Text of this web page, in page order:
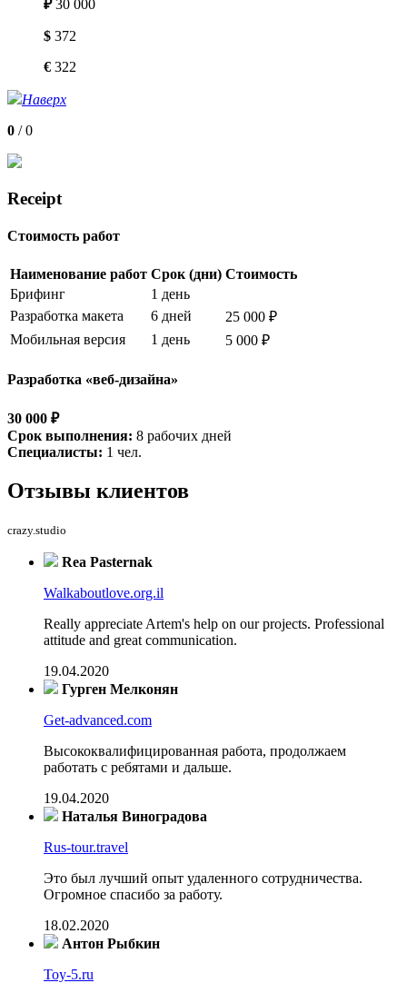
₽30 000
$ 372
€ 322
Наверх
0 /0
Receipt
Стоимость работ
Наименование работ Срок (дни) Стоимость
Брифинг
1 день
Разработка макета
6 дней
25 000 ₽
Мобильная версия
1 день 5 000 ₽
Разработка «веб-дизайна»
30 000 ₽
Срок выполнения: 8 рабочих дней
Специалисты: 1 чел.
Отзывы клиентов
crazy.studio
Rea Pasternak
Walkaboutlove.org.il
Really appreciate Artem's help on our projects. Professional
attitude and great communication.
19.04.2020
Гурген Мелконян
Get-advanced.com
Высококвалифицированная работа, продолжаем
работать с ребятами и дальше.
19.04.2020
Наталья Виноградова
Rus-tour.travel
Это был лучший опыт удаленного сотрудничества.
Огромное спасибо за работу.
18.02.2020
Антон Рыбкин
Toy-5.ru